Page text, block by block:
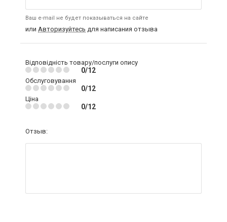
Ваш e-mail не будет показываться на сайте
или Авторизуйтесь для написания отзыва
Відповідність товару/послуги опису
0/12
Обслуговування
0/12
Ціна
0/12
Отзыв: